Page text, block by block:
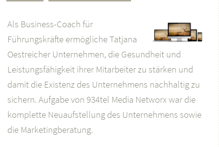
Als Business-Coach für
Führungskräfte ermögliche Tatjana
Oestreicher Unternehmen, die Gesundheit und
Leistungsfähigkeit ihrer Mitarbeiter zu stärken und
damit die Existenz des Unternehmens nachhaltig zu
sichern. Aufgabe von 934tel Media Networx war die
komplette Neuaufstellung des Unternehmens sowie
die Marketingberatung.